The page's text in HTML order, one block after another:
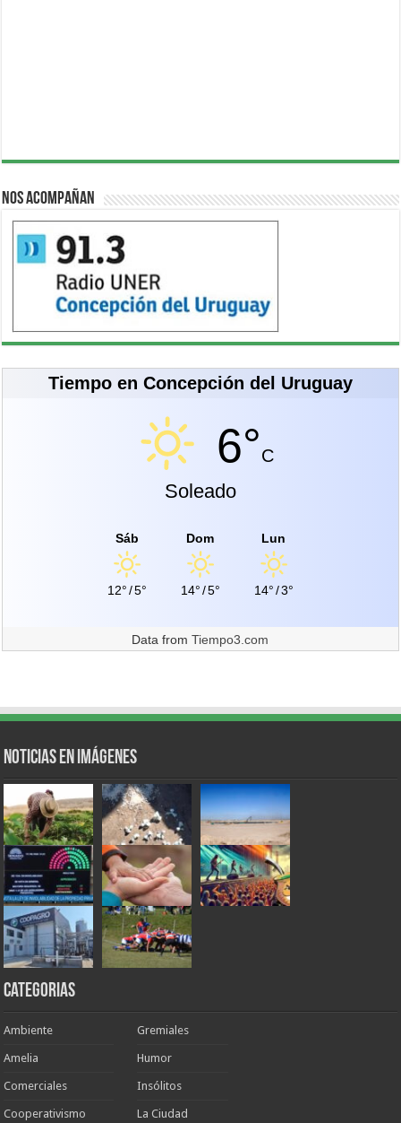
Nos acompañan
Tiempo en Concepción del Uruguay
6°C
Soleado
Sáb
12°/5°
Dom
14°/5°
Lun
14°/3°
Data fromTiempo3.com
Noticias en Imágenes
Categorias
Ambiente
Amelia
Comerciales
Cooperativismo
Gremiales
Humor
Insólitos
La Ciudad